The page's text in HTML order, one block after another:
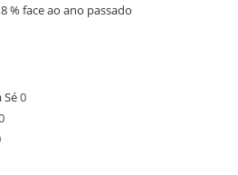
% face ao ano passado
Sé0